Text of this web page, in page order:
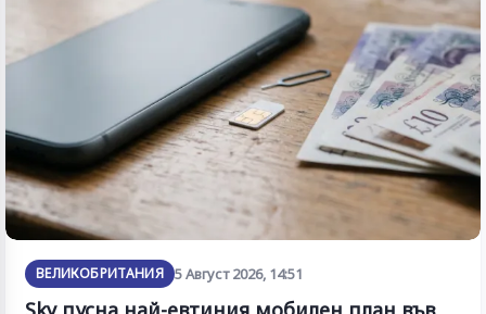
ВЕЛИКОБРИТАНИЯ 5 Август 2026, 14:51